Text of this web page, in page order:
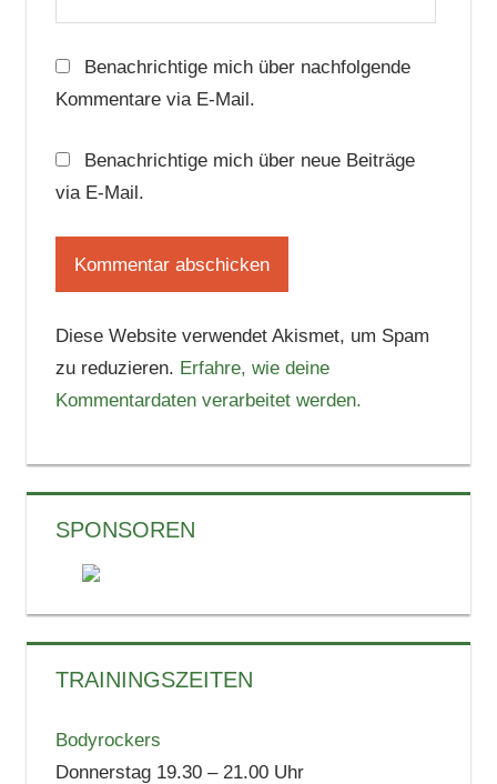
Benachrichtige mich über nachfolgende
Kommentare via E-Mail.
Benachrichtige mich über neue Beiträge
via E-Mail.
Diese Website verwendet Akismet, um Spam
zu reduzieren. Erfahre, wie deine
Kommentardaten verarbeitet werden.
SPONSOREN
TRAININGSZEITEN
Bodyrockers
Donnerstag 19.30 – 21.00 Uhr